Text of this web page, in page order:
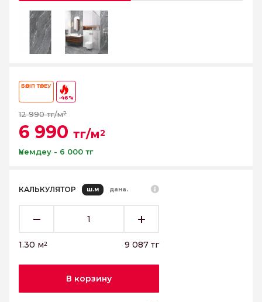
БӨЛІП ТӨЛЕУ
-46%
12 990 тг/м2
6 990 тг/м2
Үнемдеу - 6 000 тг
КАЛЬКУЛЯТОР ш.м дана.
1.30 м2 9 087 тг
В корзину